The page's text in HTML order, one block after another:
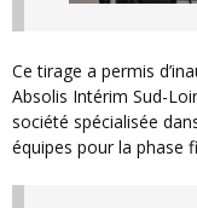
Ce tirage a permis d’inaugurer notre nouveau partenariat avec
Absolis Intérim Sud-
société spécialisée
équipes pour la phase